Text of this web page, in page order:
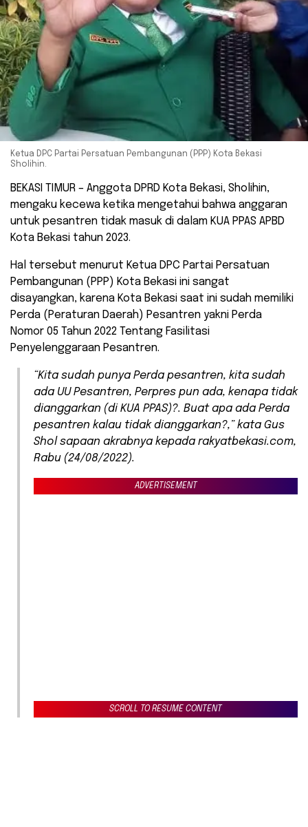
Ketua DPC Partai Persatuan Pembangunan (PPP) Kota Bekasi
Sholihin.
BEKASI TIMUR – Anggota DPRD Kota Bekasi, Sholihin,
mengaku kecewa ketika mengetahui bahwa anggaran
untuk pesantren tidak masuk di dalam KUA PPAS APBD
Kota Bekasi tahun 2023.
Hal tersebut menurut Ketua DPC Partai Persatuan
Pembangunan (PPP) Kota Bekasi ini sangat
disayangkan, karena Kota Bekasi saat ini sudah memiliki
Perda (Peraturan Daerah) Pesantren yakni Perda
Nomor 05 Tahun 2022 Tentang Fasilitasi
Penyelenggaraan Pesantren.
“Kita sudah punya Perda pesantren, kita sudah
ada UU Pesantren, Perpres pun ada, kenapa tidak
dianggarkan (di KUA PPAS)?. Buat apa ada Perda
pesantren kalau tidak dianggarkan?,” kata Gus
Shol sapaan akrabnya kepada rakyatbekasi.com,
Rabu (24/08/2022).
ADVERTISEMENT
SCROLL TO RESUME CONTENT